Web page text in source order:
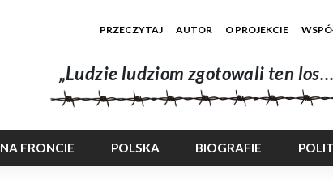
PRZECZYTAJ AUTOR O PROJEKCIE
„Ludzie ludziom zgotowali ten
NA FRONCIE POLSKA BIOGRAFIE